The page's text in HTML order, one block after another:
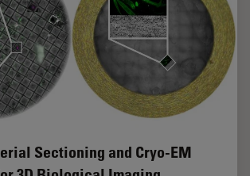
Sectioning and Cryo-EM